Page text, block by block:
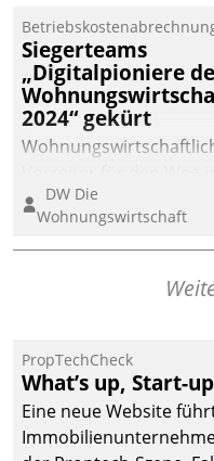
Siegerteams
„Digitalpioniere
2024“ gekürt
eine digitale Zukunft zu
finden, ist das Ziel des
Awards „Digitalpioniere
Wohnungswirtschaft“.
dafür ein Team
bestehend aus
und PropTech.
DW Die
Wohnungswirtschaft
PropTechCheck
What’s up, Start-
Eine neue Website